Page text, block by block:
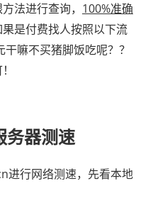
法进行查询， 100%准确
果是付费找人按照以下流
嘛不买猪脚饭吃呢？？
务器测速
进行网络测速，先看本地